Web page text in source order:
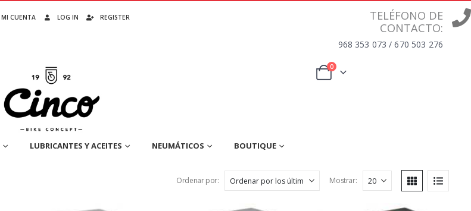
MI CUENTA LOG IN REGISTER
TELÉFONO DE
CONTACTO:
968 353 073 / 670 503 276
0
LUBRICANTES Y ACEITES NEUMÁTICOS BOUTIQUE
Ordenar por: Mostrar: